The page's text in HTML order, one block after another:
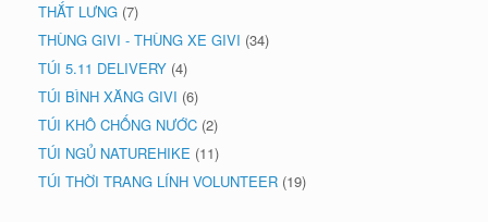
THẮT LƯNG (7)
THÙNG GIVI - THÙNG XE GIVI (34)
TÚI 5.11 DELIVERY (4)
TÚI BÌNH XĂNG GIVI (6)
TÚI KHÔ CHỐNG NƯỚC (2)
TÚI NGỦ NATUREHIKE (11)
TÚI THỜI TRANG LÍNH VOLUNTEER (19)